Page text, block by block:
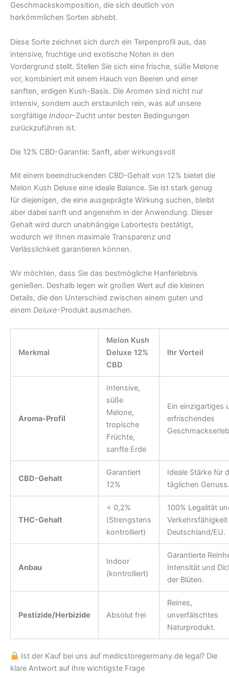
Geschmackskomposition, die sich deutlich von
herkömmlichen Sorten abhebt.
Diese Sorte zeichnet sich durch ein Terpenprofil aus, das
intensive, fruchtige und exotische Noten in den
Vordergrund stellt. Stellen Sie sich eine frische, süße Melone
vor, kombiniert mit einem Hauch von Beeren und einer
sanften, erdigen Kush-Basis. Die Aromen sind nicht nur
intensiv, sondern auch erstaunlich rein, was auf unsere
sorgfältige Indoor-Zucht unter besten Bedingungen
zurückzuführen ist.
Die 12% CBD-Garantie: Sanft, aber wirkungsvoll
Mit einem beeindruckenden CBD-Gehalt von 12% bietet die
Melon Kush Deluxe eine ideale Balance. Sie ist stark genug
für diejenigen, die eine ausgeprägte Wirkung suchen, bleibt
aber dabei sanft und angenehm in der Anwendung. Dieser
Gehalt wird durch unabhängige Labortests bestätigt,
wodurch wir Ihnen maximale Transparenz und
Verlässlichkeit garantieren können.
Wir möchten, dass Sie das bestmögliche Hanferlebnis
genießen. Deshalb legen wir großen Wert auf die kleinen
Details, die den Unterschied zwischen einem guten und
einem Deluxe-Produkt ausmachen.
Merkmal
Melon Kush
Deluxe 12%
CBD
Ihr Vorteil
Aroma-Profil
Intensive,
süße
Melone,
tropische
Früchte,
sanfte Erde
Ein einzigartiges
erfrischendes
CBD-Gehalt
Garantiert
12%
Ideale Stärke für
täglichen Genuss.
THC-Gehalt
< 0,2%
(Strengstens
kontrolliert)
100% Legalität
Verkehrsfähigkeit
Deutschland/EU.
Anbau
Indoor
(kontrolliert)
Garantierte
Intensität und
der Blüten.
Pestizide/Herbizide Absolut frei
Reines,
unverfälschtes
Naturprodukt.
Ist der Kauf bei uns auf medicstoregermany.de legal? Die
klare Antwort auf Ihre wichtigste Frage